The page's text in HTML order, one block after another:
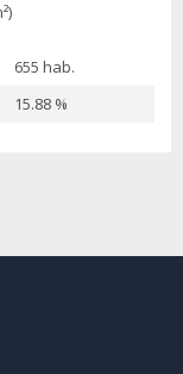
655 hab.
15.88 %